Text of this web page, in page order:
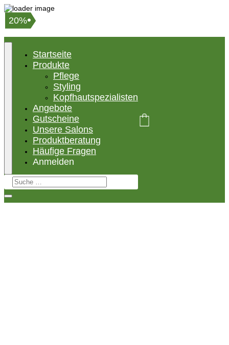
Startseite
Produkte
Pflege
Styling
Kopfhautspezialisten
Angebote
Gutscheine
Unsere Salons
Produktberatung
Häufige Fragen
Anmelden
18%
20%